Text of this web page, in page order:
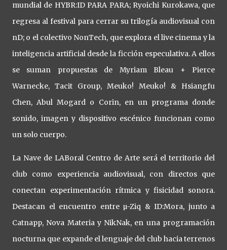
mundial de HYBR:ID PARA PARA; Ryoichi Kurokawa, que
regresa al festival para cerrar su trilogía audiovisual con
nD; o el colectivo NonTech, que explora el live cinema y la
inteligencia artificial desde la ficción especulativa. A ellos
se suman propuestas de Myriam Bleau + Pierce
Warnecke, Tacit Group, Meuko! Meuko! & Hsiangfu
Chen, Abul Mogard o Corin, en un programa donde
sonido, imagen y dispositivo escénico funcionan como
un solo cuerpo.
La Nave de LABoral Centro de Arte será el territorio del
club como experiencia audiovisual, con directos que
conectan experimentación rítmica y fisicidad sonora.
Destacan el encuentro entre µ-Ziq & ID:Mora, junto a
Catnapp, Nova Materia y NikNak, en una programación
nocturna que expande el lenguaje del club hacia terrenos